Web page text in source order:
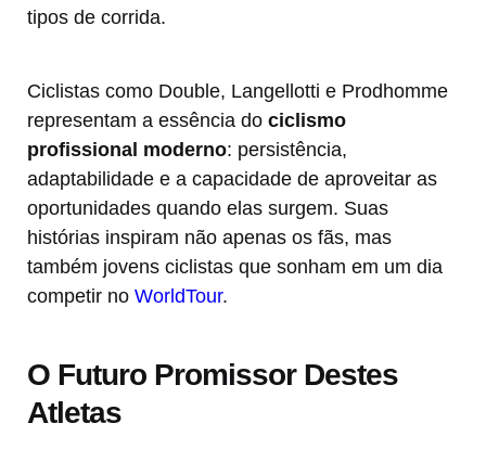
tipos de corrida.
Ciclistas como Double, Langellotti e Prodhomme
representam a essência do ciclismo
profissional moderno: persistência,
adaptabilidade e a capacidade de aproveitar as
oportunidades quando elas surgem. Suas
histórias inspiram não apenas os fãs, mas
também jovens ciclistas que sonham em um dia
competir no WorldTour.
O Futuro Promissor Destes
Atletas